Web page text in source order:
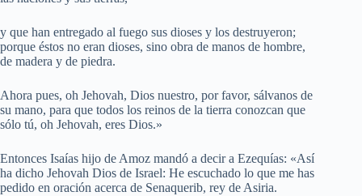
y que han entregado al fuego sus dioses y los destruyeron;
porque éstos no eran dioses, sino obra de manos de hombre,
de madera y de piedra.
Ahora pues, oh Jehovah, Dios nuestro, por favor, sálvanos de
su mano, para que todos los reinos de la tierra conozcan que
sólo tú, oh Jehovah, eres Dios.»
Entonces Isaías hijo de Amoz mandó a decir a Ezequías: «Así
ha dicho Jehovah Dios de Israel: He escuchado lo que me has
pedido en oración acerca de Senaquerib, rey de Asiria.